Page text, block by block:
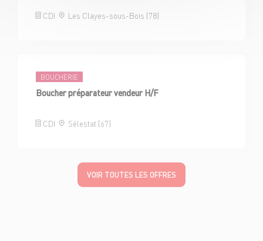
CDI Les Clayes-sous-Bois (78)
BOUCHERIE
Boucher préparateur vendeur H/F
CDI Sélestat (67)
VOIR TOUTES LES OFFRES